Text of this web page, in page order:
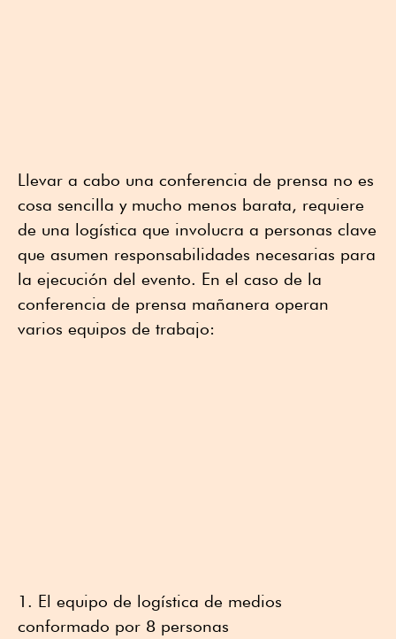
Llevar a cabo una conferencia de prensa no es
cosa sencilla y mucho menos barata, requiere
de una logística que involucra a personas clave
que asumen responsabilidades necesarias para
la ejecución del evento. En el caso de la
conferencia de prensa mañanera operan
varios equipos de trabajo:
El equipo de logística de medios
conformado por 8 personas